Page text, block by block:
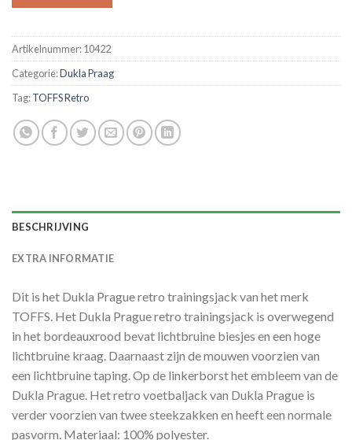
Artikelnummer:10422
Categorie:Dukla Praag
Tag:TOFFS Retro
BESCHRIJVING
EXTRA INFORMATIE
Dit is het Dukla Prague retro trainingsjack van het merk
TOFFS. Het Dukla Prague retro trainingsjack is overwegend
in het bordeauxrood bevat lichtbruine biesjes en een hoge
lichtbruine kraag. Daarnaast zijn de mouwen voorzien van
een lichtbruine taping. Op de linkerborst het embleem van de
Dukla Prague. Het retro voetbaljack van Dukla Prague is
verder voorzien van twee steekzakken en heeft een normale
pasvorm. Materiaal: 100% polyester.